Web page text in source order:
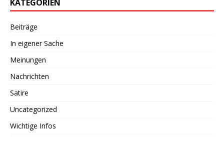
KATEGORIEN
Beiträge
In eigener Sache
Meinungen
Nachrichten
Satire
Uncategorized
Wichtige Infos